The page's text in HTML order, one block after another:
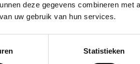
deze gegevens combineren met
uw gebruik van hun services.
Statistieken